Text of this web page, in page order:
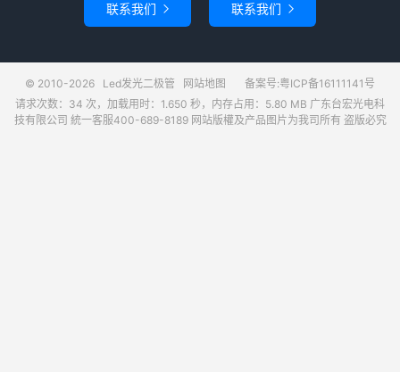
联系我们  联系我们 
© 2010-2026 Led发光二极管 网站地图
备案号:粤ICP备16111141号
请求次数：34 次，加载用时：1.650 秒，内存占用：5.80 MB 广东台宏光电科
技有限公司 統一客服400-689-8189 网站版權及产品图片为我司所有 盗版必究